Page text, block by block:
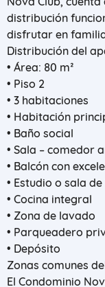
distribución
disfrutar en
Distribución del
• Área: 80 m²
• Piso 2
• 3 habitaciones
• Habitación
• Baño social
• Sala – comedor
• Balcón con
• Estudio o sala de
• Cocina integral
• Zona de lavado
• Parqueadero
• Depósito
Zonas comunes
El Condominio